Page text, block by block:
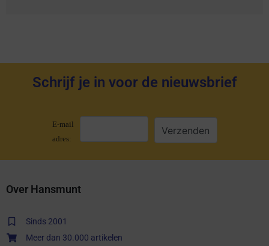
Schrijf je in voor de nieuwsbrief
E-mail
adres:
Over Hansmunt
Sinds 2001
Meer dan 30.000 artikelen